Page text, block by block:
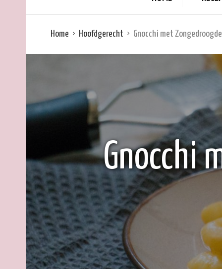
Home Hoofdgerecht Gnocchi met
Gnocchi